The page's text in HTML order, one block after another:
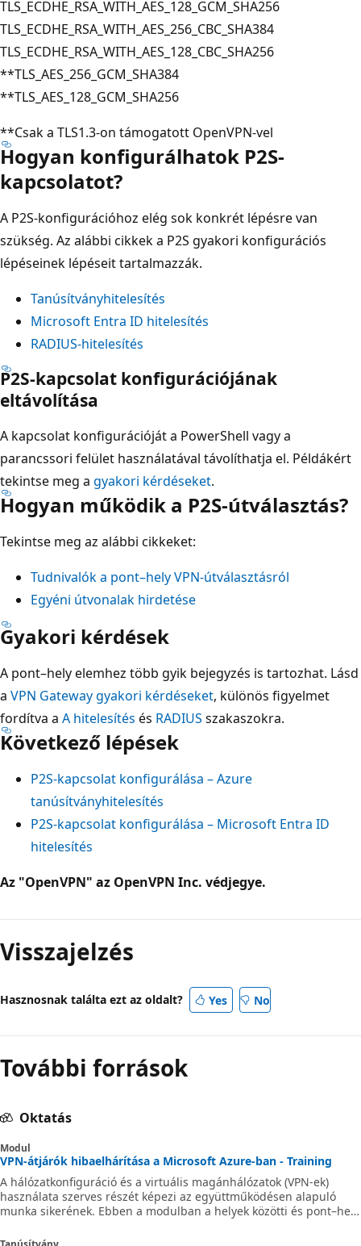
TLS_ECDHE_RSA_WITH_AES_128_GCM_SHA256
TLS_ECDHE_RSA_WITH_AES_256_CBC_SHA384
TLS_ECDHE_RSA_WITH_AES_128_CBC_SHA256
**TLS_AES_256_GCM_SHA384
**TLS_AES_128_GCM_SHA256
**Csak a TLS1.3-on támogatott OpenVPN-vel
Hogyan konfigurálhatok P2S-
kapcsolatot?
A P2S-konfigurációhoz elég sok konkrét lépésre van
szükség. Az alábbi cikkek a P2S gyakori konfigurációs
lépéseinek lépéseit tartalmazzák.
Tanúsítványhitelesítés
Microsoft Entra ID hitelesítés
RADIUS-hitelesítés
P2S-kapcsolat konfigurációjának
eltávolítása
A kapcsolat konfigurációját a PowerShell vagy a
parancssori felület használatával távolíthatja el. Példákért
tekintse meg a gyakori kérdéseket.
Hogyan működik a P2S-útválasztás?
Tekintse meg az alábbi cikkeket:
Tudnivalók a pont–hely VPN-útválasztásról
Egyéni útvonalak hirdetése
Gyakori kérdések
A pont–hely elemhez több gyik bejegyzés is tartozhat. Lásd
a VPN Gateway gyakori kérdéseket, különös figyelmet
fordítva a A hitelesítés és RADIUS szakaszokra.
Következő lépések
P2S-kapcsolat konfigurálása – Azure
tanúsítványhitelesítés
P2S-kapcsolat konfigurálása – Microsoft Entra ID
hitelesítés
Az "OpenVPN" az OpenVPN Inc. védjegye.
Visszajelzés
Hasznosnak találta ezt az oldalt? Yes No
További források
Oktatás
Modul
VPN-átjárók hibaelhárítása a Microsoft Azure-ban - Training
A hálózatkonfiguráció és a virtuális magánhálózatok (VPN-ek)
használata szerves részét képezi az együttműködésen alapuló
munka sikerének. Ebben a modulban a helyek közötti és pont–hely
AZ-720 az-720 hálózatépítés